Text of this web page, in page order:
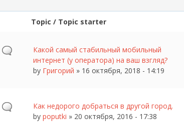
Topic / Topic starter
Какой самый стабильный мобильный
интернет (у оператора) на ваш взгляд?
by Григорий » 16 октября, 2018 - 14:19
Как недорого добраться в другой город.
by poputki » 20 октября, 2016 - 17:38